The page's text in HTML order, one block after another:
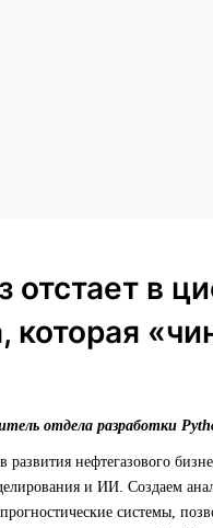
в
которая
отдела разработки
нефтегазового
и ИИ. Создаем
системы,